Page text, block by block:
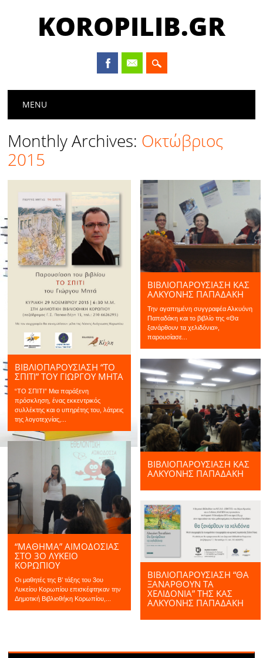
KOROPILIB.GR
Main menu
MENU
Monthly Archives: Οκτώβριος
2015
ΒΙΒΛΙΟΠΑΡΟΥΣΙΑΣΗ “ΤΟ
ΣΠΊΤΙ” ΤΟΥ ΓΙΏΡΓΟΥ ΜΗΤΆ
“ΤΟ ΣΠΙΤΙ” Μια παράξενη
πρόσκληση, ένας εκκεντρικός
συλλέκτης και ο υπηρέτης του, λάτρεις
της λογοτεχνίας,...
ΒΙΒΛΙΟΠΑΡΟΥΣΙΑΣΗ ΚΑΣ
ΑΛΚΥΟΝΗΣ ΠΑΠΑΔΑΚΗ
Την αγαπημένη συγγραφέα Αλκυόνη
Παπαδάκη και το βιβλίο της «Θα
ξανάρθουν τα χελιδόνια»,
παρουσίασε...
ΒΙΒΛΙΟΠΑΡΟΥΣΙΑΣΗ ΚΑΣ
ΑΛΚΥΟΝΗΣ ΠΑΠΑΔΑΚΗ
“ΜΆΘΗΜΑ” ΑΙΜΟΔΟΣΊΑΣ
ΣΤΟ 3Ο ΛΎΚΕΙΟ
ΚΟΡΩΠΊΟΥ
Οι μαθητές της Β’ τάξης του 3ου
Λυκείου Κορωπίου επισκέφτηκαν την
Δημοτική Βιβλιοθήκη Κορωπίου,...
ΒΙΒΛΙΟΠΑΡΟΥΣΙΑΣΗ “ΘΑ
ΞΑΝΆΡΘΟΥΝ ΤΑ
ΧΕΛΙΔΌΝΙΑ” ΤΗΣ ΚΑΣ
ΑΛΚΥΟΝΗΣ ΠΑΠΑΔΑΚΗ